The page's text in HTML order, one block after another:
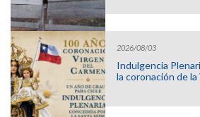
2026/08/03
Indulgencia
la coronación de